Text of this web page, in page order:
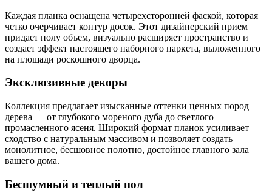
Каждая планка оснащена четырехсторонней фаской, которая
четко очерчивает контур досок. Этот дизайнерский прием
придает полу объем, визуально расширяет пространство и
создает эффект настоящего наборного паркета, выложенного
на площади роскошного дворца.
Эксклюзивные декоры
Коллекция предлагает изысканные оттенки ценных пород
дерева — от глубокого мореного дуба до светлого
промасленного ясеня. Широкий формат планок усиливает
сходство с натуральным массивом и позволяет создать
монолитное, бесшовное полотно, достойное главного зала
вашего дома.
Бесшумный и теплый пол